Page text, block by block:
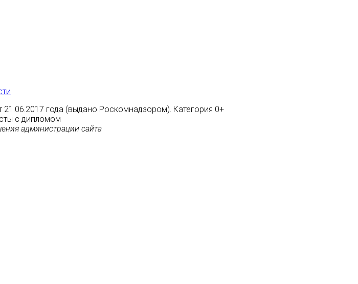
года (выдано Роскомнадзором). Категория 0+
с дипломом
администрации сайта